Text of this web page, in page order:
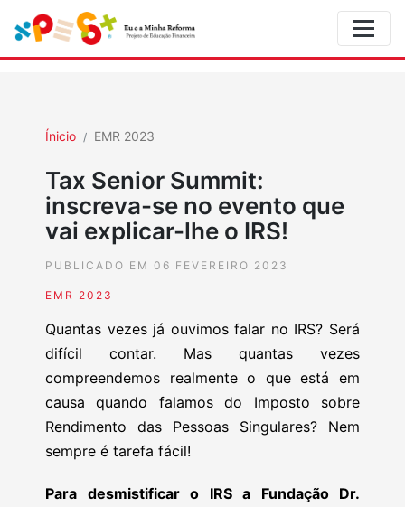
Ínicio EMR 2023
Tax Senior Summit:
inscreva-se no evento que
vai explicar-lhe o IRS!
PUBLICADO EM 06 FEVEREIRO 2023
EMR 2023
Quantas vezes já ouvimos falar no IRS? Será
difícil contar. Mas quantas vezes
compreendemos realmente o que está em
causa quando falamos do Imposto sobre
Rendimento das Pessoas Singulares? Nem
sempre é tarefa fácil!
Para desmistificar o IRS a Fundação Dr.